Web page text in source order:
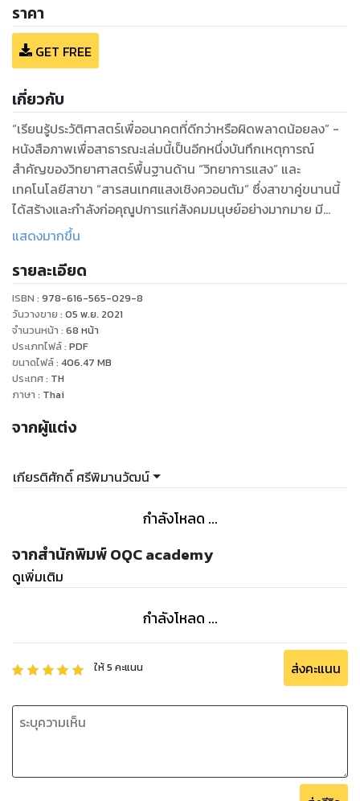
ราคา
GET FREE
เกี่ยวกับ
“เรียนรู้ประวัติศาสตร์เพื่ออนาคตที่ดีกว่าหรือผิดพลาดน้อยลง” -
หนังสือภาพเพื่อสาธารณะเล่มนี้เป็นอีกหนึ่งบันทึกเหตุการณ์
สำคัญของวิทยาศาสตร์พื้นฐานด้าน “วิทยาการแสง” และ
เทคโนโลยีสาขา “สารสนเทศแสงเชิงควอนตัม” ซึ่งสาขาคู่ขนานนี้
ได้สร้างและกำลังก่อคุณูปการแก่สังคมมนุษย์อย่างมากมาย มี
บทบาทสำคัญทั้งในแวดวงการศึกษา การวิจัยและพัฒนา และการ
และกลศาสตร์ควอนตัมเหล่านั้นว่า“เกิดขึ้นเมื่อใดและอย่างไร” จึง
ควรได้ช่วยสร้างความเข้าใจภาพรวมอย่างรวดเร็วแนวทางหนึ่งได้
จดหมายเหตุฉบับนี้จึงรวมวิทยาการแห่งความท้าทายระดับโลกนั้น
มานำเสนอในรูปแบบภาพอธิบายเหตุการณ์ที่เรียบง่าย สามารถใช้
ประกอบการเรียนรู้ด้วยตนเอง อีกทั้งเพื่อกระตุ้นสร้างแรงบันดาล
ใจจากยุคอดีตสู่คนรุ่นใหม่ในการสร้างสังคมอนาคตให้ดียิ่งขึ้นต่อ
ไปด้วย
กำเนิดของจักรวาลนำพาประโยชน์ตั้งแต่อดีตมาจนถึงเทคโนโลยี
ส่องความสำคัญพร้อมไปกับการพัฒนาโลกทั้งช่วงเวลากลางวัน
และกลางคืนสืบเนื่องไป วิทยาการของแสงได้ช่วยขับเคลื่อนทาง
เศรษฐกิจผ่านการประยุกต์ในอุตสาหกรรมสำคัญหลายสาขา และ
แพทย์ การสื่อสารปลอดภัยและความเร็วสูง หรือการผลิตพลังงาน
เป็นต้น โดยเฉพาะเมื่อแสงประดิษฐ์ที่ชื่อ “เลเซอร์” ถูกสร้างขึ้นเป็น
ผลสำเร็จในปี พ.ศ.๒๕๐๓ โดย ธีโอดอร์ ไมมัน ทำให้เกิดการปฏิวัติ
อุตสาหกรรมทั่วโลกตามต่อมามากมาย เลเซอร์จึงกลายเป็นหนึ่ง
สำหรับมุมคู่ขนานใกล้เคียงด้านเทคโนโลยีสารสนเทศหรือไอที
สาขาใหม่อันมีพื้นฐานอยู่บนสาขาวิชากลศาสตร์ควอนตัมนั้น เริ่ม
ต้นหน้าประวัติศาสตร์มาตั้งแต่ราวปี พ.ศ. ๒๔๖๘ แล้วเติบโตขึ้น
อย่างน่าตื่นตะลึง รวมถึงมีการประยุกต์อย่างกว้างขวางต่อเนื่องมา
กระทั่งมาถึงยุคไอทีเชิงควอนตัมผลกระทบสูง ที่ได้เกิดการคาด
ประเทศกันแล้ว อุตสาหกรรมไอทีรายใหญ่และภาครัฐทุ่มเทกับงาน
คอมพิวเตอร์ควอนตัม ขณะที่ด้านการรักษาความปลอดภัยบนโลก
แสดงมากขึ้น
รายละเอียด
ISBN : 978-616-565-029-8
วันวางขาย : 05 พ.ย. 2021
จำนวนหน้า : 68 หน้า
ประเภทไฟล์: PDF
ขนาดไฟล์: 406.47 MB
ประเทศ: TH
ภาษา : Thai
จากผู้แต่ง
เกียรติศักดิ์ ศรีพิมานวัฒน์
กำลังโหลด ...
จากสำนักพิมพ์ OQC academy
ดูเพิ่มเติม
กำลังโหลด ...
ให้5 คะแนน ส่งคะแนน